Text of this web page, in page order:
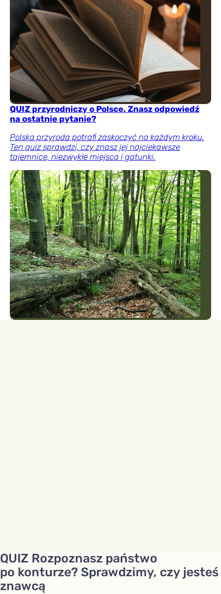
QUIZ przyrodniczy o Polsce. Znasz odpowiedź
na ostatnie pytanie?
Polska przyroda potrafi zaskoczyć na każdym kroku.
Ten quiz sprawdzi, czy znasz jej najciekawsze
tajemnice, niezwykłe miejsca i gatunki.
QUIZ Rozpoznasz państwo
po konturze? Sprawdzimy, czy jesteś
znawcą